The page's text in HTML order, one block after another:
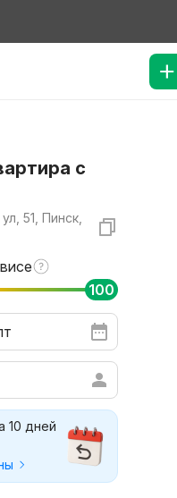
с
51, Пинск,
100
10 дней